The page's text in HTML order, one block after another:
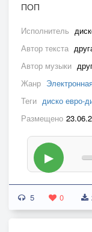
ПОП
Исполнитель
Автор текста
Автор музыки
Жанр
Теги диско евро-
Размещено
▶
5 0